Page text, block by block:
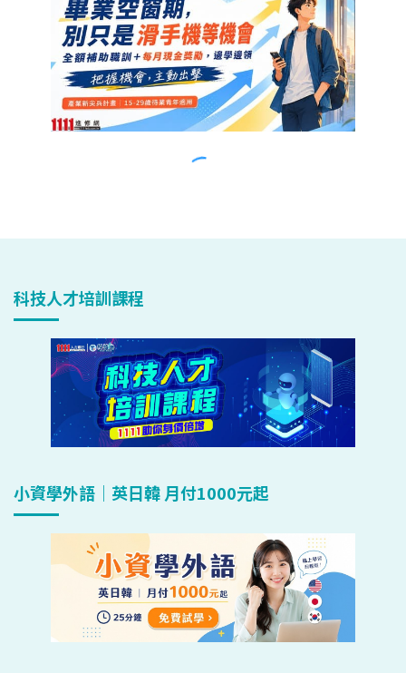
科技人才培訓課程
小資學外語｜英日韓 月付1000元起